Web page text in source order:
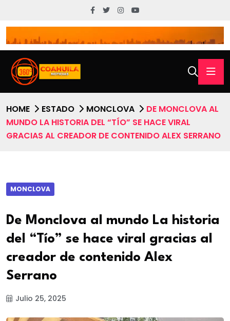
HOME ESTADO MONCLOVA
DE MONCLOVA AL
MUNDO LA HISTORIA DEL “TÍO” SE HACE VIRAL
GRACIAS AL CREADOR DE CONTENIDO ALEX SERRANO
MONCLOVA
De Monclova al mundo La historia
del “Tío” se hace viral gracias al
creador de contenido Alex
Serrano
Julio 25, 2025